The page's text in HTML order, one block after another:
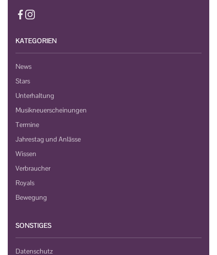
KATEGORIEN
News
Stars
Unterhaltung
Musikneuerscheinungen
Termine
Jahrestag und Anlässe
Wissen
Verbraucher
Royals
Bewegung
SONSTIGES
Datenschutz